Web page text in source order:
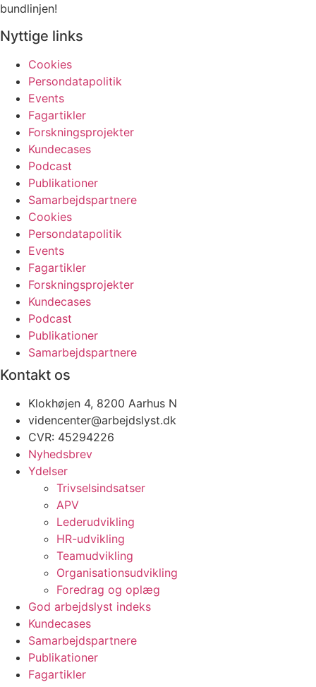
bundlinjen!
Nyttige links
Cookies
Persondatapolitik
Events
Fagartikler
Forskningsprojekter
Kundecases
Podcast
Publikationer
Samarbejdspartnere
Cookies
Persondatapolitik
Events
Fagartikler
Forskningsprojekter
Kundecases
Podcast
Publikationer
Samarbejdspartnere
Kontakt os
Klokhøjen 4, 8200 Aarhus N
videncenter@arbejdslyst.dk
CVR: 45294226
Nyhedsbrev
Ydelser
Trivselsindsatser
APV
Lederudvikling
HR-udvikling
Teamudvikling
Organisationsudvikling
Foredrag og oplæg
God arbejdslyst indeks
Kundecases
Samarbejdspartnere
Publikationer
Fagartikler